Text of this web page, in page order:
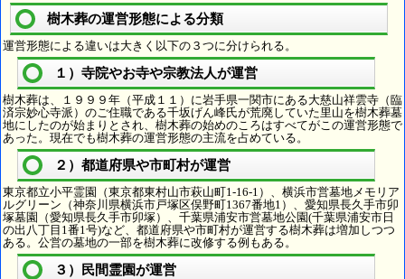
樹木葬の運営形態による分類
運営形態による違いは大きく以下の３つに分けられる。
１）寺院やお寺や宗教法人が運営
樹木葬は、１９９９年（平成１１）に岩手県一関市にある大慈山祥雲寺（臨
済宗妙心寺派）のご住職である千坂げん峰氏が荒廃していた里山を樹木葬墓
地にしたのが始まりとされ、樹木葬の始めのころはすべてがこの運営形態で
あった。現在でも樹木葬の運営形態の主流を占めている。
２）都道府県や市町村が運営
東京都立小平霊園（東京都東村山市萩山町1-16-1）、横浜市営墓地メモリア
ルグリーン（神奈川県横浜市戸塚区俣野町1367番地1）、愛知県長久手市卯
塚墓園（愛知県長久手市卯塚）、千葉県浦安市営墓地公園(千葉県浦安市日
の出八丁目1番1号)など、都道府県や市町村が運営する樹木葬は増加しつつ
ある。公営の墓地の一部を樹木葬に改修する例もある。
３）民間霊園が運営